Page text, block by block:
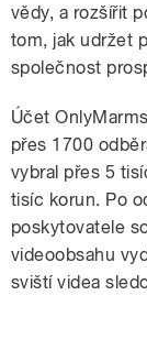
vědy, a rozšířit
tom, jak udržet
společnost
Účet
přes 1700
vybral přes 5
tisíc korun. Po
poskytovatele
videoobsahu
sviští videa